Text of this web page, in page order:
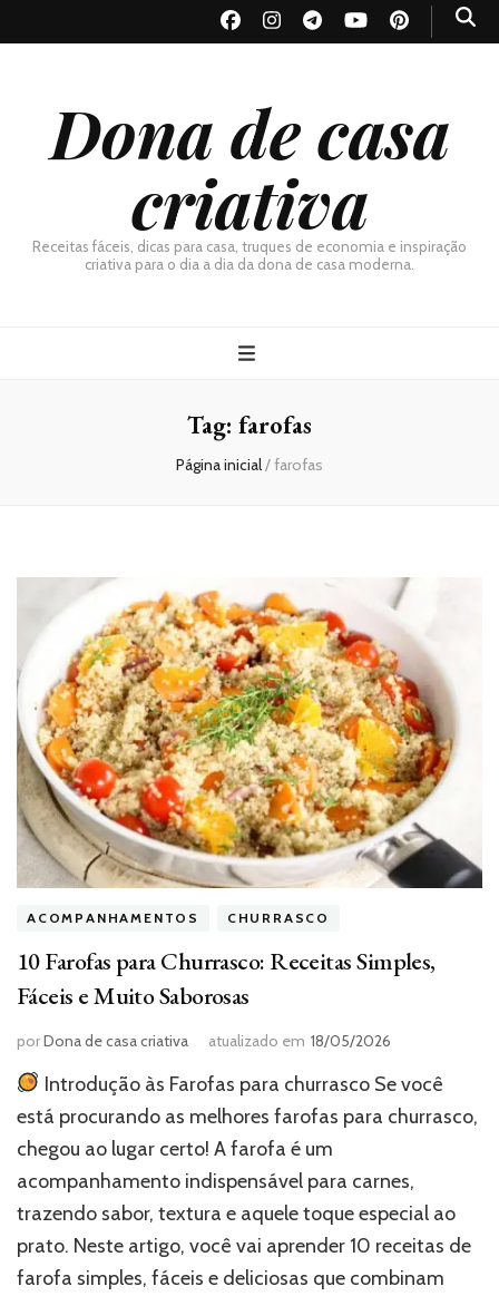
Dona de casa
criativa
Receitas fáceis, dicas para casa, truques de economia e inspiração
criativa para o dia a dia da dona de casa moderna.
Tag: farofas
Página inicial/farofas
ACOMPANHAMENTOS CHURRASCO
10 Farofas para Churrasco: Receitas Simples,
Fáceis e Muito Saborosas
porDona de casa criativa atualizado em 18/05/2026
Introdução às Farofas para churrasco Se você
está procurando as melhores farofas para churrasco,
chegou ao lugar certo! A farofa é um
acompanhamento indispensável para carnes,
trazendo sabor, textura e aquele toque especial ao
prato. Neste artigo, você vai aprender 10 receitas de
farofa simples, fáceis e deliciosas que combinam